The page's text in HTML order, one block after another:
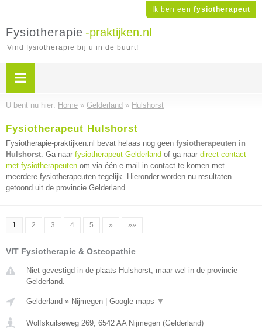
Ik ben een fysiotherapeut
Fysiotherapie -praktijken.nl
Vind fysiotherapie bij u in de buurt!
U bent nu hier: Home » Gelderland » Hulshorst
Fysiotherapeut Hulshorst
Fysiotherapie-praktijken.nl bevat helaas nog geen fysiotherapeuten in
Hulshorst. Ga naar fysiotherapeut Gelderland of ga naar direct contact
met fysiotherapeuten om via één e-mail in contact te komen met
meerdere fysiotherapeuten tegelijk. Hieronder worden nu resultaten
getoond uit de provincie Gelderland.
1 2 3 4 5 » »»
VIT Fysiotherapie & Osteopathie
Niet gevestigd in de plaats Hulshorst, maar wel in de provincie
Gelderland.
Gelderland » Nijmegen Google maps ▼
Wolfskuilseweg 269, 6542 AA Nijmegen (Gelderland)